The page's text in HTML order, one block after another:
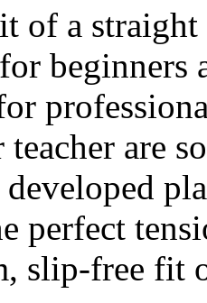
of a
beginners
are
perfect
slip-free fit